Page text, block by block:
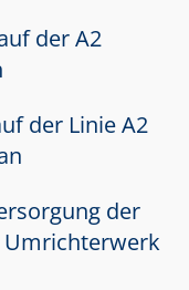
der A2
der Linie A2
der
Umrichterwerk